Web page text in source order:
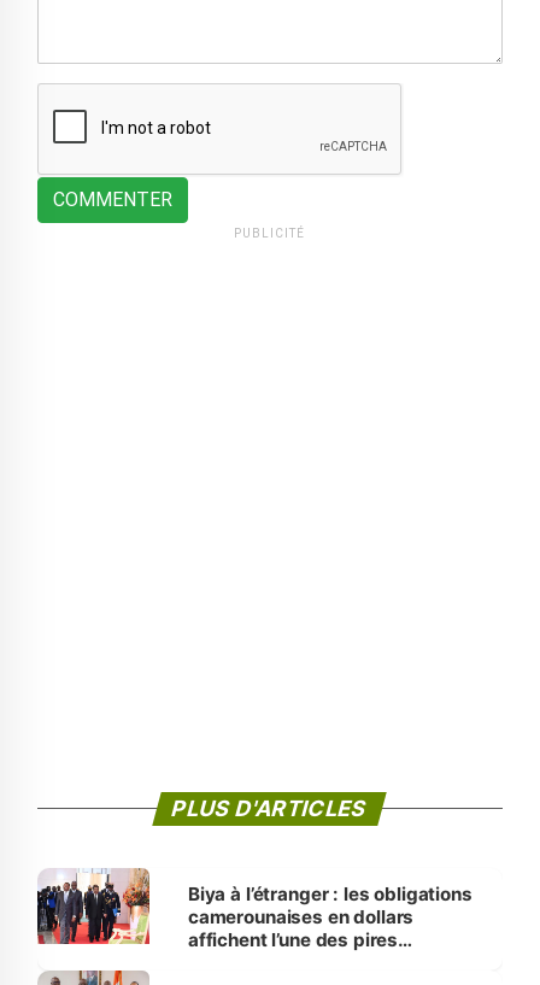
COMMENTER
PUBLICITÉ
PLUS D'ARTICLES
Biya à l’étranger : les obligations
camerounaises en dollars
affichent l’une des pires